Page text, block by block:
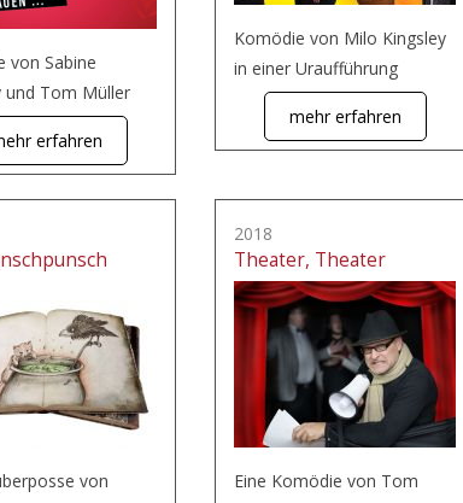
von Sabine
und Tom Müller
erfahren
Komödie von Milo Kingsley
in einer Uraufführung
mehr erfahren
von
2018
Theater, Theater
Eine Komödie von Tom